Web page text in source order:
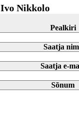
Ivo Nikkolo
Pealkiri
Saatja
Saatja e-
Sõnum